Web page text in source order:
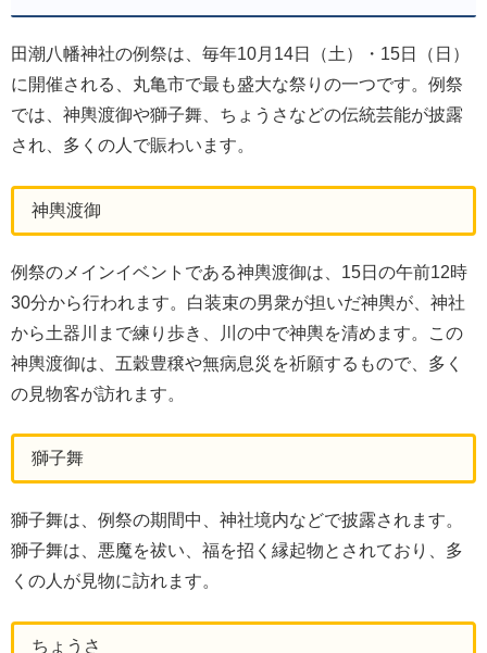
田潮八幡神社の例祭は、毎年10月14日（土）・15日（日）
に開催される、丸亀市で最も盛大な祭りの一つです。例祭
では、神輿渡御や獅子舞、ちょうさなどの伝統芸能が披露
され、多くの人で賑わいます。
神輿渡御
例祭のメインイベントである神輿渡御は、15日の午前12時
30分から行われます。白装束の男衆が担いだ神輿が、神社
から土器川まで練り歩き、川の中で神輿を清めます。この
神輿渡御は、五穀豊穣や無病息災を祈願するもので、多く
の見物客が訪れます。
獅子舞
獅子舞は、例祭の期間中、神社境内などで披露されます。
獅子舞は、悪魔を祓い、福を招く縁起物とされており、多
くの人が見物に訪れます。
ちょうさ